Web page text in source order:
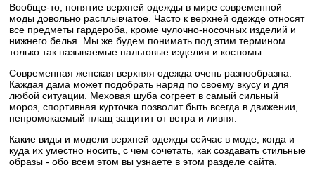
Вообще-то, понятие верхней одежды в мире современной
моды довольно расплывчатое. Часто к верхней одежде относят
все предметы гардероба, кроме чулочно-носочных изделий и
нижнего белья. Мы же будем понимать под этим термином
только так называемые пальтовые изделия и костюмы.
Современная женская верхняя одежда очень разнообразна.
Каждая дама может подобрать наряд по своему вкусу и для
любой ситуации. Меховая шуба согреет в самый сильный
мороз, спортивная курточка позволит быть всегда в движении,
непромокаемый плащ защитит от ветра и ливня.
Какие виды и модели верхней одежды сейчас в моде, когда и
куда их уместно носить, с чем сочетать, как создавать стильные
образы - обо всем этом вы узнаете в этом разделе сайта.